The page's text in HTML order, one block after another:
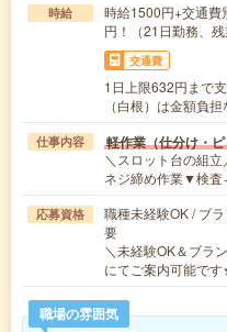
時給
時給1500円+交通
円！（21日勤務、残
交通費
1日上限632円まで
（白根）は金額負担
仕事内容 軽作業（仕分け・
＼スロット台の組
ネジ締め作業▼検
応募資格
職種未経験OK / ブ
要
＼未経験OK＆ブラ
にてご案内可能で
職場の雰囲気